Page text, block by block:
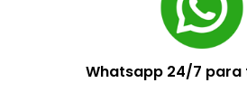
Whatsapp 24/7 para